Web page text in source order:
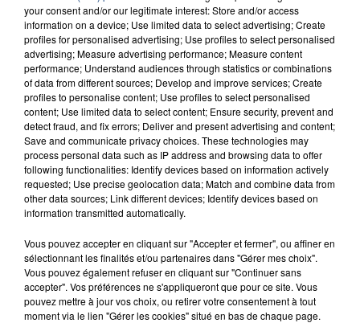
SON BÉBÉ ENTRE LA VIE ET LA...
Un homme s'est immolé par le feu après avoir
aspergé sa compagne et leur bébé de trois mois
d'un liquide inflammable.
20 juillet 2026
UNE ADOLESCENTE DEVANT SE FAIRE
OPÉRER DE LA CHEVILLE RESSORT DE LA...
La famille a porté plainte contre la clinique qui a
reconnu sa responsabilité et présenté ses
excuses.
TITRES DIFFUSÉS
your consent and/or our legitimate interest: Store and/or access
information on a device; Use limited data to select advertising; Create
profiles for personalised advertising; Use profiles to select personalised
advertising; Measure advertising performance; Measure content
performance; Understand audiences through statistics or combinations
of data from different sources; Develop and improve services; Create
profiles to personalise content; Use profiles to select personalised
content; Use limited data to select content; Ensure security, prevent and
detect fraud, and fix errors; Deliver and present advertising and content;
Save and communicate privacy choices. These technologies may
process personal data such as IP address and browsing data to offer
following functionalities: Identify devices based on information actively
requested; Use precise geolocation data; Match and combine data from
other data sources; Link different devices; Identify devices based on
information transmitted automatically.
Vous pouvez accepter en cliquant sur "Accepter et fermer", ou affiner en
sélectionnant les finalités et/ou partenaires dans "Gérer mes choix".
Vous pouvez également refuser en cliquant sur "Continuer sans
accepter". Vos préférences ne s'appliqueront que pour ce site. Vous
pouvez mettre à jour vos choix, ou retirer votre consentement à tout
moment via le lien "Gérer les cookies" situé en bas de chaque page.